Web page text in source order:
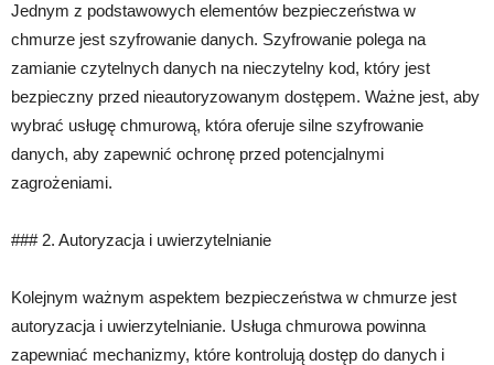
Jednym z podstawowych elementów bezpieczeństwa w
chmurze jest szyfrowanie danych. Szyfrowanie polega na
zamianie czytelnych danych na nieczytelny kod, który jest
bezpieczny przed nieautoryzowanym dostępem. Ważne jest, aby
wybrać usługę chmurową, która oferuje silne szyfrowanie
danych, aby zapewnić ochronę przed potencjalnymi
zagrożeniami.
### 2. Autoryzacja i uwierzytelnianie
Kolejnym ważnym aspektem bezpieczeństwa w chmurze jest
autoryzacja i uwierzytelnianie. Usługa chmurowa powinna
zapewniać mechanizmy, które kontrolują dostęp do danych i